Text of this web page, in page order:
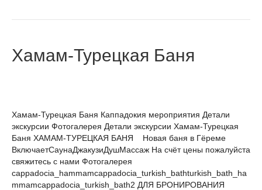
Хамам-Турецкая Баня
Хамам-Турецкая Баня Каппадокия мероприятия Детали
экскурсии Фотогалерея Детали экскурсии Хамам-Турецкая
Баня ХАМАМ-ТУРЕЦКАЯ БАНЯ Новая баня в Гёреме
ВключаетСаунаДжакузиДушМассаж На счёт цены пожалуйста
свяжитесь с нами Фотогалерея
cappadocia_hammamcappadocia_turkish_bathturkish_bath_ha
mmamcappadocia_turkish_bath2 ДЛЯ БРОНИРОВАНИЯ